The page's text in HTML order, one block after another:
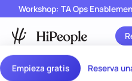
Empieza gratis Reserva
Workshop: TA Ops
Assessment Library